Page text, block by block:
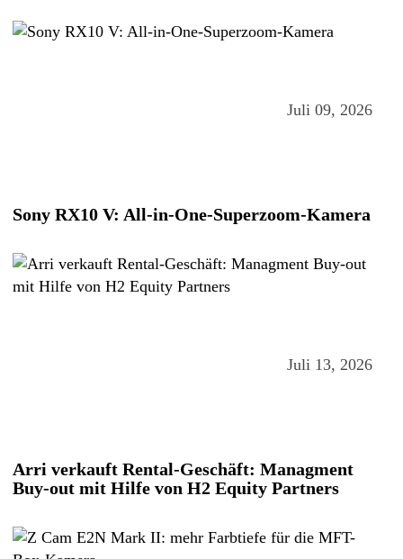
Juli 09, 2026
Sony RX10 V: All-in-One-Superzoom-Kamera
Juli 13, 2026
Arri verkauft Rental-Geschäft: Managment
Buy-out mit Hilfe von H2 Equity Partners